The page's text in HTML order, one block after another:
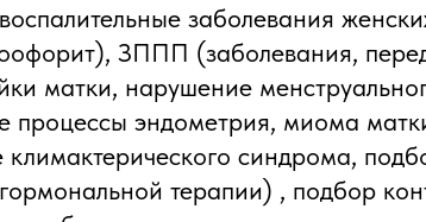
заболевания
ЗППП (заболевания,
матки, нарушение
процессы эндометрия, миома
климактерического синдрома,
терапии) , подбор